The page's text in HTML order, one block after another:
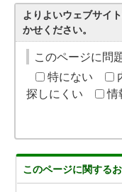
よりよいウェブサイ
かせください。
このページに問
特にない
探しにくい
情
このページに関する